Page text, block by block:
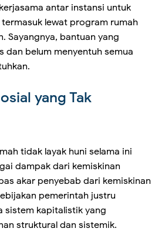
antar instansi untuk
lewat program rumah
Sayangnya, bantuan yang
dan belum menyentuh semua
yang Tak
tidak layak huni selama ini
dampak dari kemiskinan
akar penyebab dari kemiskinan
pemerintah justru
sistem kapitalistik yang
struktural dan sistemik.